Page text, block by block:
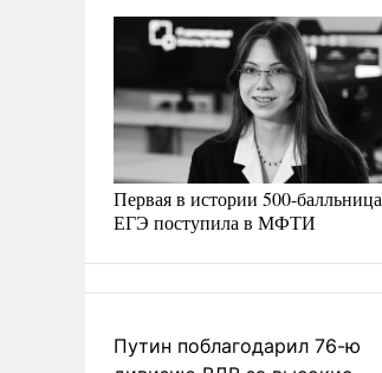
Первая в истории 500-балльница
ЕГЭ поступила в МФТИ
Путин поблагодарил 76-ю